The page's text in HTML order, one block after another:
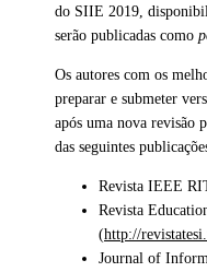
do SIIE 2019,
serão publicadas como
Os autores com os
preparar e submeter
após uma nova revisão
das seguintes
Revista IEEE
Revista
(http://
Journal of